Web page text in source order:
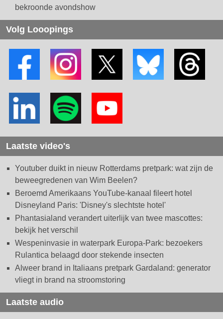
bekroonde avondshow
Volg Looopings
Laatste video's
Youtuber duikt in nieuw Rotterdams pretpark: wat zijn de
beweegredenen van Wim Beelen?
Beroemd Amerikaans YouTube-kanaal fileert hotel
Disneyland Paris: 'Disney's slechtste hotel'
Phantasialand verandert uiterlijk van twee mascottes:
bekijk het verschil
Wespeninvasie in waterpark Europa-Park: bezoekers
Rulantica belaagd door stekende insecten
Alweer brand in Italiaans pretpark Gardaland: generator
vliegt in brand na stroomstoring
Laatste audio